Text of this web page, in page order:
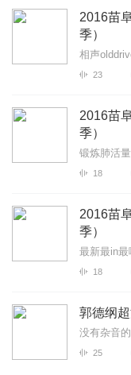
2016苗
季）
相声
23
2016苗
季）
锻炼肺活
18
2016苗
季）
最新最in最
18
郭德纲
没有杂音
25